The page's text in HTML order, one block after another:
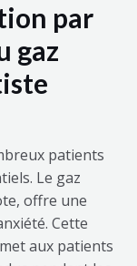
par
gaz
patients
Le gaz
offre une
Cette
aux patients